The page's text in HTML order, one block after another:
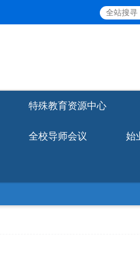
特殊教育资源中心
全校导师会议 始